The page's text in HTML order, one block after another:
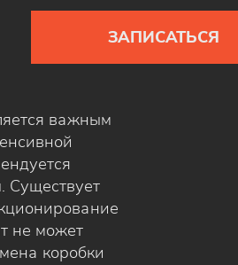
ЗАПИСАТЬСЯ
важным
Существует
не может
коробки